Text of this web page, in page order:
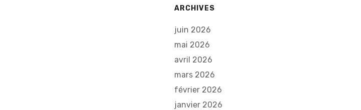
ARCHIVES
juin 2026
mai 2026
avril 2026
mars 2026
février 2026
janvier 2026